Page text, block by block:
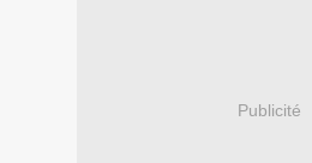
Publicité